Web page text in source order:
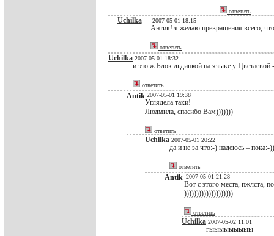
ответить
Uchilka 2007-05-01 18:15
Антик! я желаю превращения всего,
ответить
Uchilka 2007-05-01 18:32
и это ж Блок льдинкой на языке у
ответить
Antik 2007-05-01 19:38
Углядела таки!
Людмила, спасибо Вам)))))))
ответить
Uchilka 2007-05-01 20:22
да и не за что:-) надеюсь – пока:-
ответить
Antik 2007-05-01 21:28
Вот с этого места, пжлста,
))))))))))))))))))))
ответить
Uchilka 2007-05-02 11:01
гыыыыыыыыы